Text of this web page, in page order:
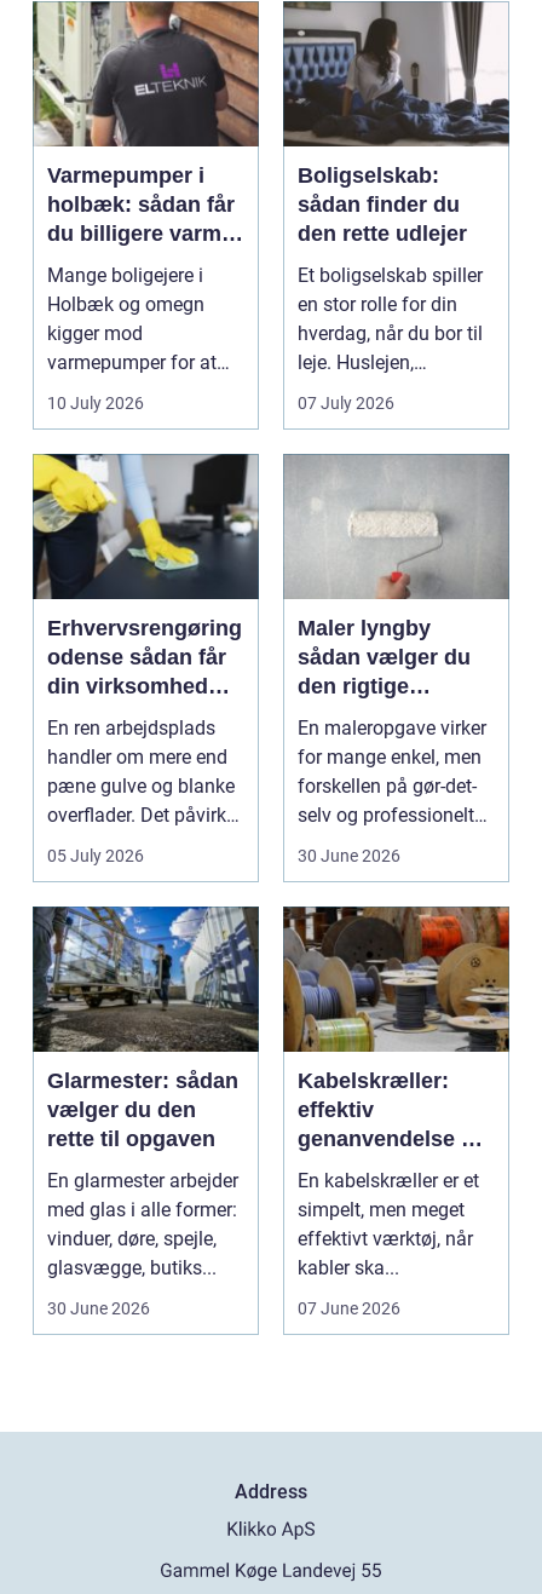
Varmepumper i
holbæk: sådan får
du billigere varme
og bedre
indeklima
Mange boligejere i
Holbæk og omegn
kigger mod
varmepumper for at
sænke
varmeregningen og få
et sunde...
10 July 2026
Boligselskab:
sådan finder du
den rette udlejer
Et boligselskab spiller
en stor rolle for din
hverdag, når du bor til
leje. Huslejen,
vedligeh...
07 July 2026
Erhvervsrengøring
odense sådan får
din virksomhed
mest værdi for
pengene
En ren arbejdsplads
handler om mere end
pæne gulve og blanke
overflader. Det påvirker
både arbejdsmi...
05 July 2026
Maler lyngby
sådan vælger du
den rigtige
fagmand
En maleropgave virker
for mange enkel, men
forskellen på gør-det-
selv og professionelt
30 June 2026
Glarmester: sådan
vælger du den
rette til opgaven
En glarmester arbejder
med glas i alle former:
vinduer, døre, spejle,
glasvægge, butiks...
30 June 2026
Kabelskræller:
effektiv
genanvendelse og
bedre økonomi i
kabelhåndtering
En kabelskræller er et
simpelt, men meget
effektivt værktøj, når
kabler ska...
07 June 2026
Address